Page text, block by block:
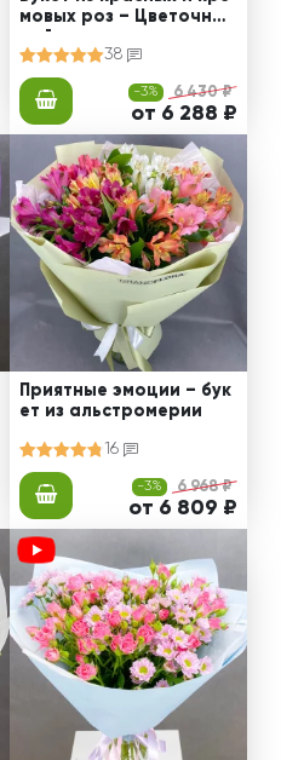
мовых роз – Цветочный
38
-3% 6 430 ₽
от 6 288 ₽
Приятные эмоции – бук
ет из альстромерии
16
-3% 6 968 ₽
от 6 809 ₽